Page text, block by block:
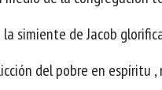
la simiente de Jacob
del pobre en espíritu